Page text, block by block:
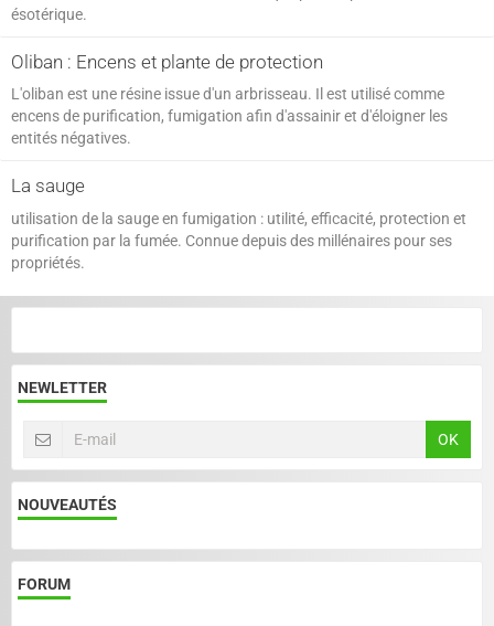
ésotérique.
Oliban : Encens et plante de protection
L'oliban est une résine issue d'un arbrisseau. Il est utilisé comme
encens de purification, fumigation afin d'assainir et d'éloigner les
entités négatives.
La sauge
utilisation de la sauge en fumigation : utilité, efficacité, protection et
purification par la fumée. Connue depuis des millénaires pour ses
propriétés.
NEWLETTER
OK
NOUVEAUTÉS
FORUM